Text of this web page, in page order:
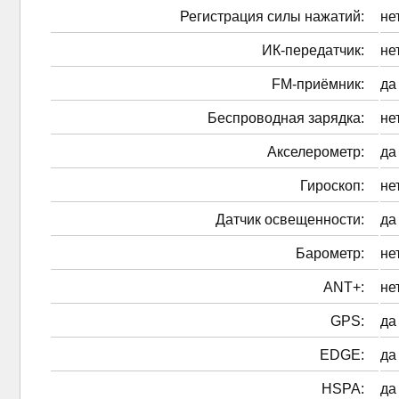
Регистрация силы нажатий:
ИК-передатчик:
FM-приёмник: да
Беспроводная зарядка:
Акселерометр: да
Гироскоп:
Датчик освещенности: да
Барометр:
ANT+:
GPS: да
EDGE: да
HSPA: да